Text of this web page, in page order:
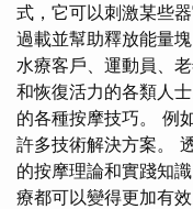
式，它可以刺激某些
過載並幫助釋放能量
水療客戶、運動員、
和恢復活力的各類人
的各種按摩技巧。 例
許多技術解決方案。
的按摩理論和實踐知
療都可以變得更加有